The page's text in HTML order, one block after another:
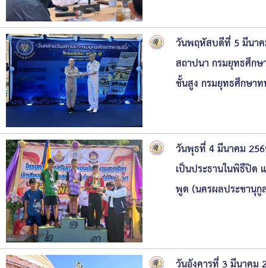
วันพฤหัสบดีที่ 5 มีนาค
สถาปนา กรมยุทธศึกษ
ชั้นสูง กรมยุทธศึกษา
วันพุธที่ 4 มีนาคม
เป็นประธานในพิธีปิด
พูด (นครผลประชานุกู